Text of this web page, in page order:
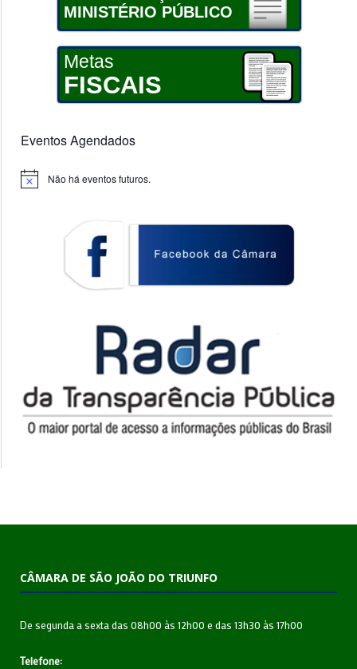
MINISTÉRIO PÚBLICO
Metas
FISCAIS
Eventos Agendados
Notice Não há eventos futuros.
CÂMARA DE SÃO JOÃO DO TRIUNFO
De segunda a sexta das 08h00 às 12h00 e das 13h30 às 17h00
Telefone: